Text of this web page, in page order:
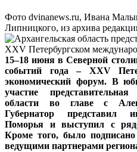
Фото dvinanews.ru, Ивана
Липницкого, из архива
15–18 июня в Северной
событий года – XXV
экономический форум. В
участие
области во главе с
Губернатор представил
Поморья и выступил с
Кроме того, было
ведущими партнерами